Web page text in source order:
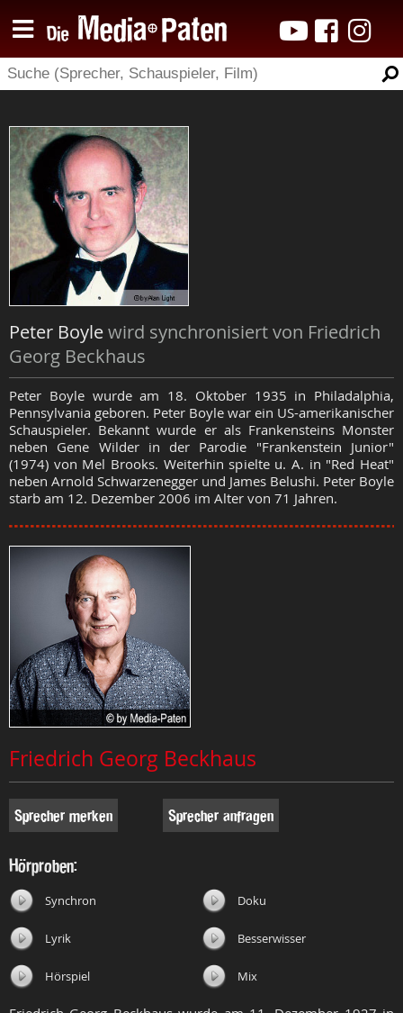
Peter Boylewird synchronisiert von Friedrich
Georg Beckhaus
Peter Boyle wurde am 18. Oktober 1935 in Philadalphia,
Pennsylvania geboren. Peter Boyle war ein US-amerikanischer
Schauspieler. Bekannt wurde er als Frankensteins Monster
neben Gene Wilder in der Parodie "Frankenstein Junior"
(1974) von Mel Brooks. Weiterhin spielte u. A. in "Red Heat"
neben Arnold Schwarzenegger und James Belushi. Peter Boyle
starb am 12. Dezember 2006 im Alter von 71 Jahren.
Friedrich Georg Beckhaus
Sprecher merken Sprecher anfragen
Hörproben:
Synchron Doku
Lyrik Besserwisser
Hörspiel Mix